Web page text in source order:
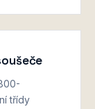
třídy